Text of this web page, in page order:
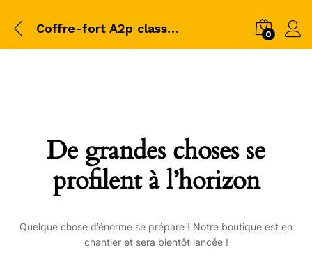
Coffre-fort A2p classe 0 0
De grandes choses se
profilent à l’horizon
Quelque chose d’énorme se prépare ! Notre boutique est en
chantier et sera bientôt lancée !